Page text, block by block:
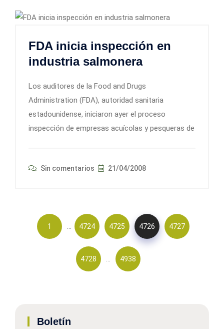
FDA inicia inspección en
industria salmonera
Los auditores de la Food and Drugs
Administration (FDA), autoridad sanitaria
estadounidense, iniciaron ayer el proceso
inspección de empresas acuícolas y pesqueras de
Sin comentarios 21/04/2008
1 … 4724 4725 4726 4727
4728 … 4938
Boletín